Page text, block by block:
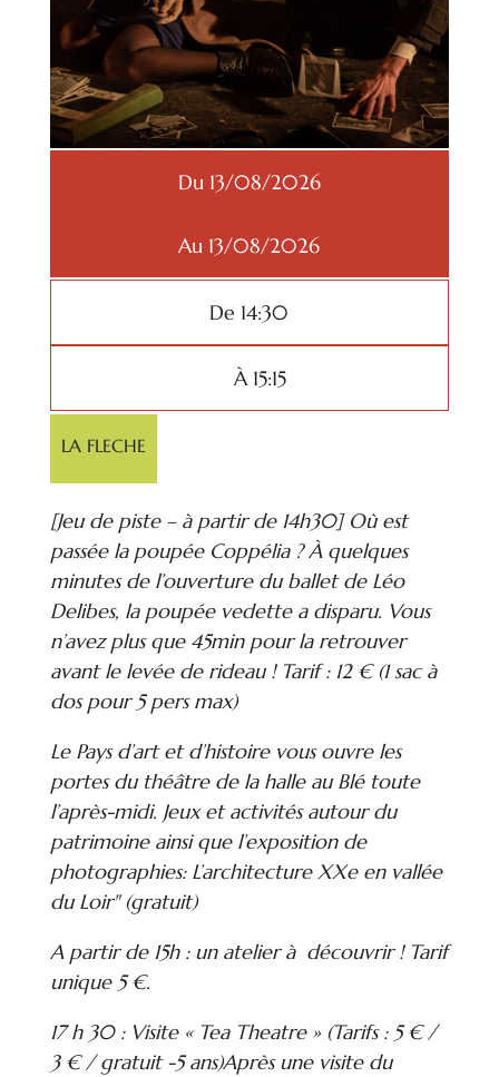
Du 13/08/2026
Au 13/08/2026
De 14:30
À 15:15
LA FLECHE
[Jeu de piste – à partir de 14h30] Où est
passée la poupée Coppélia ? À quelques
minutes de l’ouverture du ballet de Léo
Delibes, la poupée vedette a disparu. Vous
n’avez plus que 45min pour la retrouver
avant le levée de rideau ! Tarif : 12 € (1 sac à
dos pour 5 pers max)
Le Pays d’art et d’histoire vous ouvre les
portes du théâtre de la halle au Blé toute
l’après-midi. Jeux et activités autour du
patrimoine ainsi que l’exposition de
photographies: L’architecture XXe en vallée
du Loir" (gratuit)
A partir de 15h : un atelier à découvrir ! Tarif
unique 5 €.
17 h 30 : Visite « Tea Theatre » (Tarifs : 5 € /
3 € / gratuit -5 ans)Après une visite du